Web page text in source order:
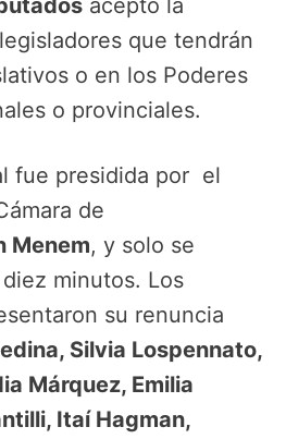
que tendrán
o en los Poderes
o provinciales.
fue presidida por el
de
Menem, y solo se
minutos. Los
su renuncia
Silvia Lospennato,
Márquez, Emilia
Itaí Hagman,